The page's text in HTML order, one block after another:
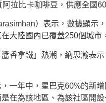
拉比卡咖啡豆，供應全國
）表示，數據顯
大陸國內已覆蓋250個城市
香拿鐵」熱潮，納思瀚表
一年中，星巴克60%的新
在為該地區、為該社區開